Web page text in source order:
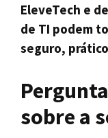
EleveTech e
de TI podem
seguro,
sobre a